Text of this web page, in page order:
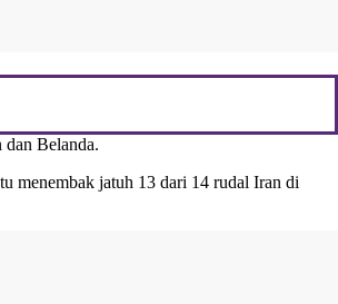
dan Belanda.
menembak jatuh 13 dari 14 rudal Iran di